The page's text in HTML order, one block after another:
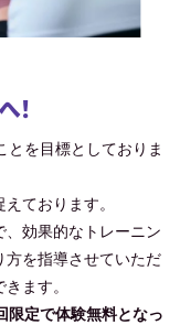
！
とを目標としておりま
ております。
効果的なトレーニン
方を指導させていただ
ます。
限定で体験無料となっ